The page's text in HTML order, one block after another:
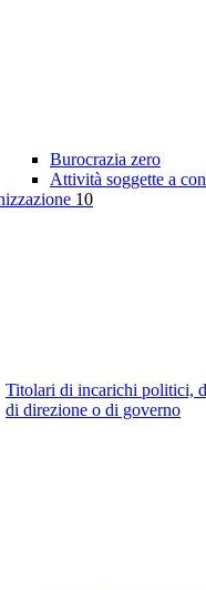
Burocrazia zero
Attività soggette a
10
Titolari di incarichi politici,
di direzione o di governo